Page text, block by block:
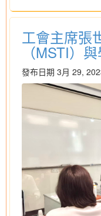
工會主席張
（MSTI）
發布日期 3月 29,